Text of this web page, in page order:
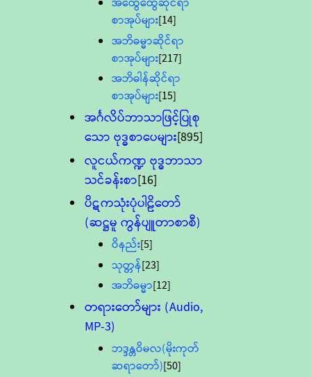
စာအုပ်များ[14]
အဘိဓမ္မာဆိုင်ရာ
စာအုပ်များ[217]
အဘိဓါန်ဆိုင်ရာ
စာအုပ်များ[15]
အင်္ဂလိပ်ဘာသာဖြင့်ပြုစု
သော ဗုဒ္ဓစာပေများ[895]
လူငယ်ကဏ္ဍ ဗုဒ္ဓဘာသာ
သင်ခန်းစာ[16]
ပိဋကသုံးပုံပါဠိတော်
(ဆဋ္ဌမူ ကွန်ပျူတာစာစီ)
ဝိနည်း[5]
သုတ္တန်[23]
အဘိဓမ္မာ[12]
တရားတော်များ (Audio,
MP-3)
ဘဒ္ဒန္တဝိမလ(မိုးကုတ်
ဆရာတော်)[50]